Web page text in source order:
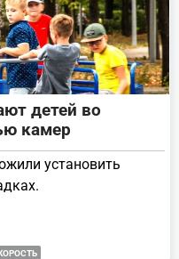
детей во
камер
установить